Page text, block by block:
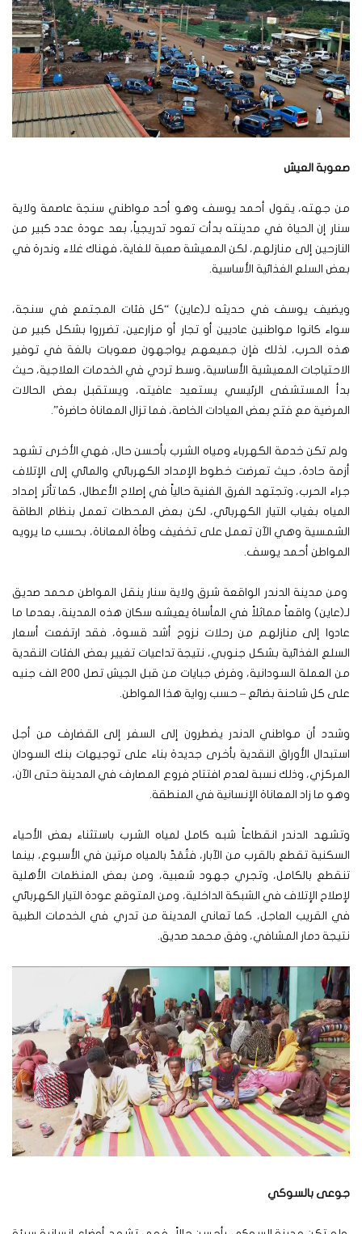
صعوبة العيش
من جهته، يقول أحمد يوسف وهو أحد مواطني سنجة عاصمة ولاية
سنار إن الحياة في مدينته بدأت تعود تدريجياً، بعد عودة عدد كبير من
النازحين إلى منازلهم، لكن المعيشة صعبة للغاية، فهناك غلاء وندرة في
بعض السلع الغذائية الأساسية.
ويضيف يوسف في حديثه لـ(عاين) “كل فئات المجتمع في سنجة،
سواء كانوا مواطنين عاديين أو تجار أو مزارعين، تضرروا بشكل كبير من
هذه الحرب، لذلك فإن جميعهم يواجهون صعوبات بالغة في توفير
الاحتياجات المعيشية الأساسية، وسط تردي في الخدمات العلاجية، حيث
بدأ المستشفى الرئيسي يستعيد عافيته، ويستقبل بعض الحالات
المرضية مع فتح بعض العيادات الخاصة، فما تزال المعاناة حاضرة”.
ولم تكن خدمة الكهرباء ومياه الشرب بأحسن حال، فهي الأخرى تشهد
أزمة حادة، حيث تعرضت خطوط الإمداد الكهربائي والمائي إلى الإتلاف
جراء الحرب، وتجتهد الفرق الفنية حالياً في إصلاح الأعطال، كما تأثر إمداد
المياه بغياب التيار الكهربائي، لكن بعض المحطات تعمل بنظام الطاقة
الشمسية وهي الآن تعمل على تخفيف وطأة المعاناة، بحسب ما يرويه
المواطن أحمد يوسف.
ومن مدينة الدندر الواقعة شرق ولاية سنار ينقل المواطن محمد صديق
لـ(عاين) واقعاً مماثلاً في المأساة يعيشه سكان هذه المدينة، بعدما ما
عادوا إلى منازلهم من رحلات نزوح أشد قسوة، فقد ارتفعت أسعار
السلع الغذائية بشكل جنوبي، نتيجة تداعيات تغيير بعض الفئات النقدية
من العملة السودانية، وفرض جبايات من قبل الجيش تصل 200 الف جنيه
على كل شاحنة بضائع – حسب رواية هذا المواطن.
وشدد أن مواطني الدندر يضطرون إلى السفر إلى القضارف من أجل
استبدال الأوراق النقدية بأخرى جديدة بناء على توجيهات بنك السودان
المركزي، وذلك نسبة لعدم افتتاح فروع المصارف في المدينة حتى الآن،
وهو ما زاد المعاناة الإنسانية في المنطقة.
وتشهد الدندر انقطاعاً شبه كامل لمياه الشرب باستثناء بعض الأحياء
السكنية تقطع بالقرب من الآبار، فتُمَدّ بالمياه مرتين في الأسبوع، بينما
تنقطع بالكامل، وتجري جهود شعبية، ومن بعض المنظمات الأهلية
لإصلاح الإتلاف في الشبكة الداخلية، ومن المتوقع عودة التيار الكهربائي
في القريب العاجل، كما تعاني المدينة من تدري في الخدمات الطبية
نتيجة دمار المشافي، وفق محمد صديق.
جوعى بالسوكي